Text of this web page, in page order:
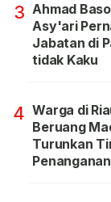
3 Ahmad
Asy'ari
Jabatan di
tidak Kaku
4 Warga di
Beruang
Turunkan
Penanganan